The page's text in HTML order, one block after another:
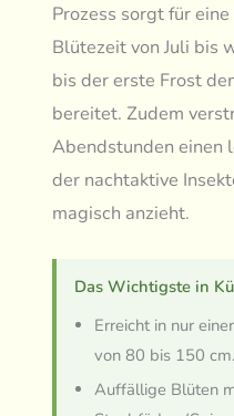
Prozess sorgt für
Blütezeit von Juli bis
bis der erste Frost
bereitet. Zudem
Abendstunden einen
der nachtaktive
magisch anzieht.
Das Wichtigste in
Erreicht in nur
von 80 bis 150 cm.
Auffällige Blüten